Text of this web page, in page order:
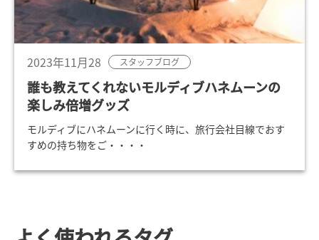
2023年11月28 スタッフブログ
誰も教えてくれないモルディブハネムーンの
楽しみ倍増グッズ
モルディブにハネムーンに行く時に、旅行会社目線でおす
すめの持ち物をご・・・・